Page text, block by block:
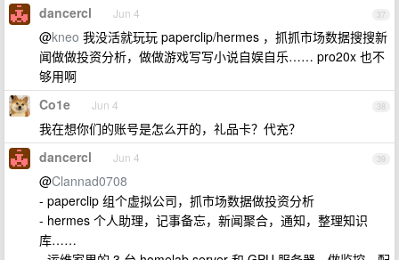
37
dancercl Jun 4
@kneo 我没活就玩玩 paperclip/hermes ，抓抓市场数据搜搜新
闻做做投资分析，做做游戏写写小说自娱自乐…… pro20x 也不
够用啊
38
Co1e Jun 4
我在想你们的账号是怎么开的，礼品卡？代充？
39
dancercl Jun 4
@Clannad0708
- paperclip 组个虚拟公司，抓市场数据做投资分析
- hermes 个人助理，记事备忘，新闻聚合，通知，整理知识
库……